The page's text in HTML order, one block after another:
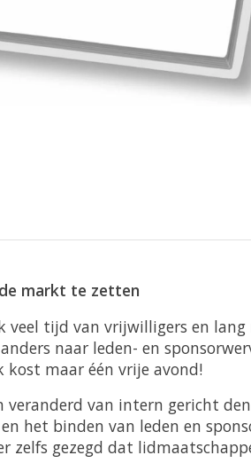
markt te zetten
veel tijd van vrijwilligers en
naar leden- en
maar één vrije avond!
veranderd van intern gericht
het binden van leden en
zelfs gezegd dat